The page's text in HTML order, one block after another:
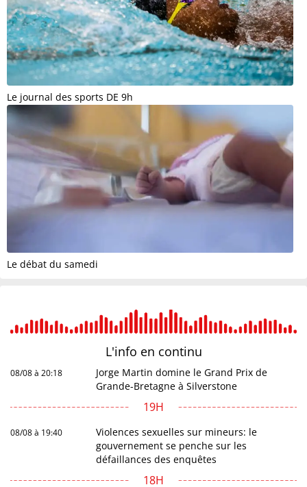
Le journal des sports DE 9h
Le débat du samedi
L'info en continu
08/08 à 20:18
Jorge Martin domine le Grand Prix de
Grande-Bretagne à Silverstone
19H
08/08 à 19:40
Violences sexuelles sur mineurs: le
gouvernement se penche sur les
défaillances des enquêtes
18H